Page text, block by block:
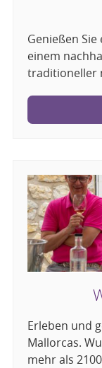
Genießen
einem
traditioneller
Erleben und
Mallorcas.
mehr als